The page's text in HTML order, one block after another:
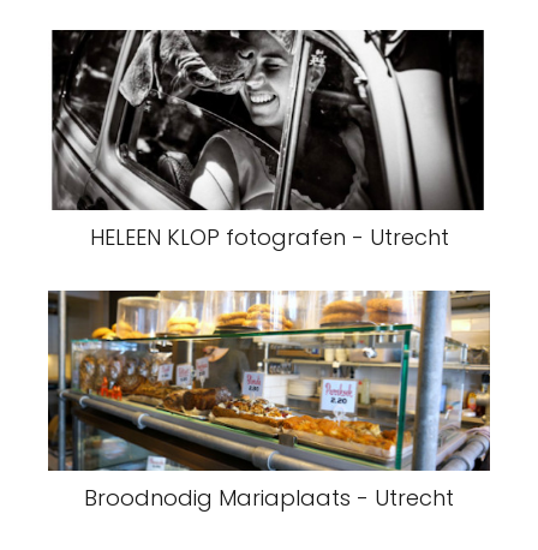
HELEEN KLOP fotografen - Utrecht
Broodnodig Mariaplaats - Utrecht